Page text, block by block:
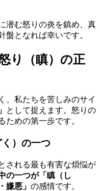
潜む怒りの炎を鎮め、真
盤となれば幸いです。
り（瞋）の正
、私たちを苦しみのサイ
として捉えます。怒りの
ための第一歩です。
）の一つ
される最も有害な煩悩が
の一つが「瞋（し
嫌悪」 の感情です。